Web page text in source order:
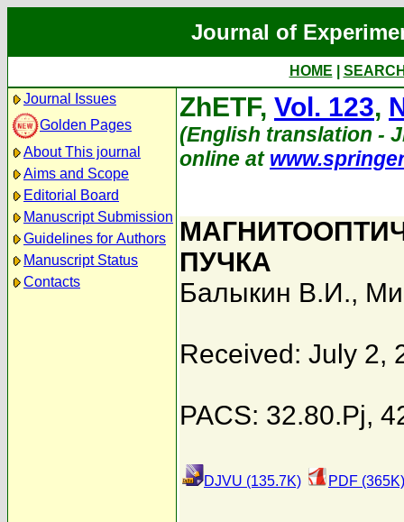
Journal of
HOME
Journal Issues
Golden Pages
About This journal
Aims and Scope
Editorial Board
Manuscript Submission
Guidelines for Authors
Manuscript Status
Contacts
ZhETF, Vol. 123,
(English translation -
online at
ПУЧКА
Балыкин В.И.,
Received: July 2,
PACS: 32.80.Pj,
DJVU (135.7K) PDF (365K)